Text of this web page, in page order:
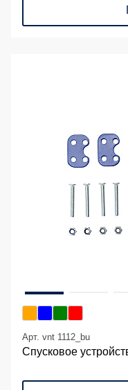
Арт. vnt 1112_bu
Спусковое